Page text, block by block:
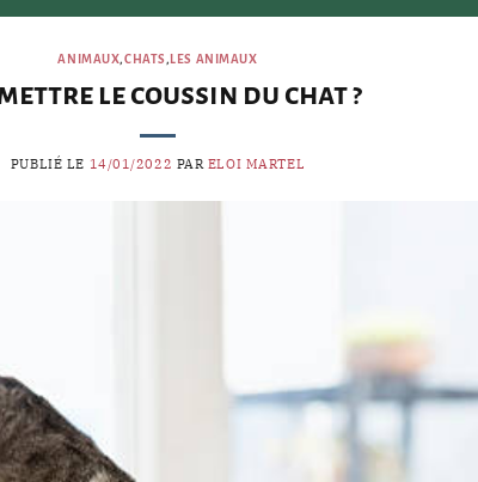
ANIMAUX,CHATS, LES ANIMAUX
le coussin du chat ?
PUBLIÉ LE 14/01/2022 PAR ELOI MARTEL